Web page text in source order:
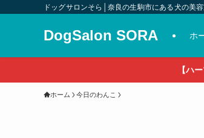
ドッグサロンそら│奈良の生駒市にある犬の美
DogSalon SORA ホ
【ハ
ホーム 今日のわんこ